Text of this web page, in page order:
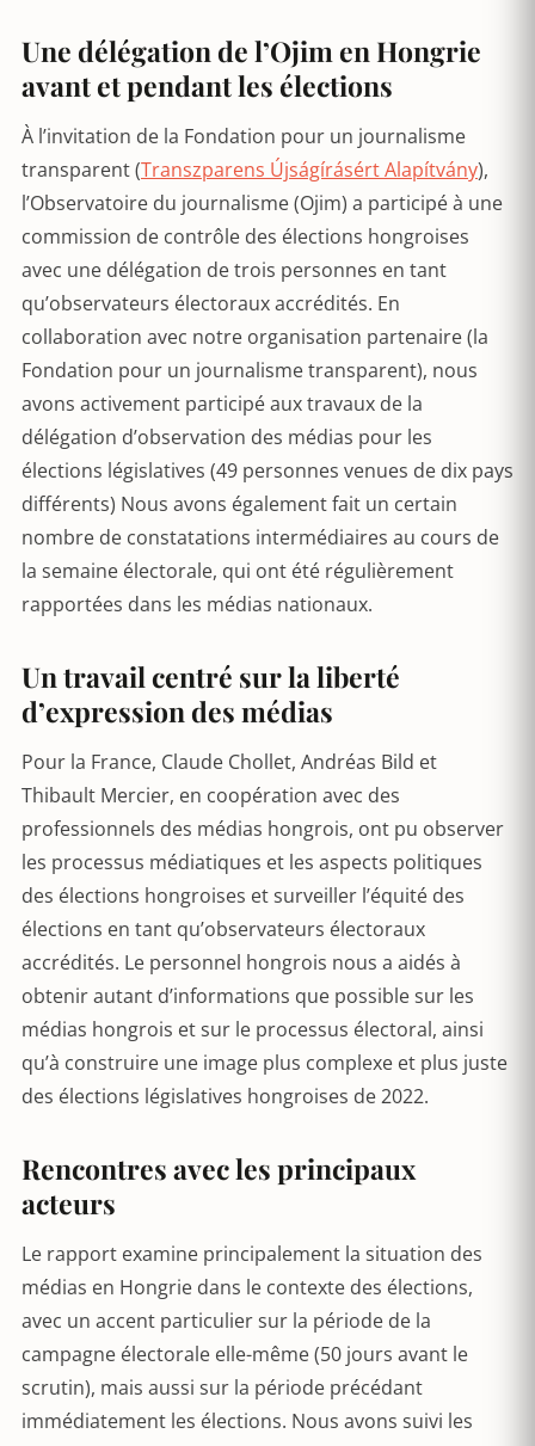
Une délégation de l’Ojim en Hongrie
avant et pendant les élections
À l’invitation de la Fondation pour un journalisme
transparent (Transzparens Újságírásért Alapítvány),
l’Observatoire du journalisme (Ojim) a participé à une
commission de contrôle des élections hongroises
avec une délégation de trois personnes en tant
qu’observateurs électoraux accrédités. En
collaboration avec notre organisation partenaire (la
Fondation pour un journalisme transparent), nous
avons activement participé aux travaux de la
délégation d’observation des médias pour les
élections législatives (49 personnes venues de dix pays
différents) Nous avons également fait un certain
nombre de constatations intermédiaires au cours de
la semaine électorale, qui ont été régulièrement
rapportées dans les médias nationaux.
Un travail centré sur la liberté
d’expression des médias
Pour la France, Claude Chollet, Andréas Bild et
Thibault Mercier, en coopération avec des
professionnels des médias hongrois, ont pu observer
les processus médiatiques et les aspects politiques
des élections hongroises et surveiller l’équité des
élections en tant qu’observateurs électoraux
accrédités. Le personnel hongrois nous a aidés à
obtenir autant d’informations que possible sur les
médias hongrois et sur le processus électoral, ainsi
qu’à construire une image plus complexe et plus juste
des élections législatives hongroises de 2022.
Rencontres avec les principaux
acteurs
Le rapport examine principalement la situation des
médias en Hongrie dans le contexte des élections,
avec un accent particulier sur la période de la
campagne électorale elle-même (50 jours avant le
scrutin), mais aussi sur la période précédant
immédiatement les élections. Nous avons suivi les